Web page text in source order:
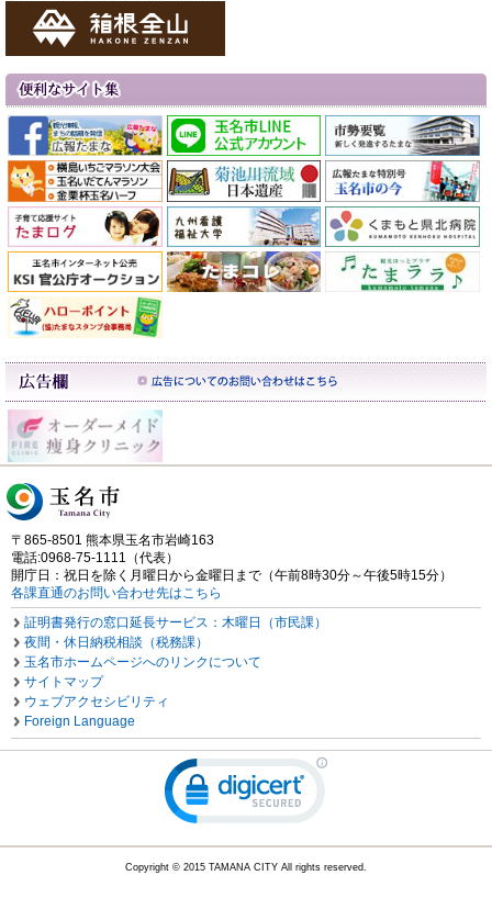
〒865-8501 熊本県玉名市岩崎163
電話:0968-75-1111（代表）
開庁日：祝日を除く月曜日から金曜日まで（午前8時30分～午後5時15分）
各課直通のお問い合わせ先はこちら
証明書発行の窓口延長サービス：木曜日（市民課）
夜間・休日納税相談（税務課）
玉名市ホームページへのリンクについて
サイトマップ
ウェブアクセシビリティ
Foreign Language
Copyright © 2015 TAMANA CITY All rights reserved.